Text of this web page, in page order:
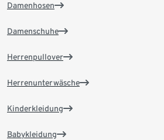
Damenhosen
Damenschuhe
Herrenpullover
Herrenunterwäsche
Kinderkleidung
Babykleidung